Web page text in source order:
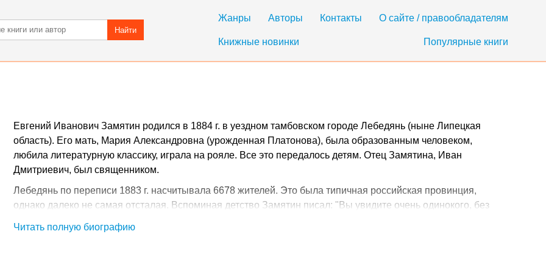
Жанры Авторы Контакты О сайте / правообладателям
Книжные новинки Популярные книги
Найти
Читать полную биографию
Евгений Иванович Замятин родился в 1884 г. в уездном тамбовском городе Лебедянь (ныне Липецкая
область). Его мать, Мария Александровна (урожденная Платонова), была образованным человеком,
любила литературную классику, играла на рояле. Все это передалось детям. Отец Замятина, Иван
Дмитриевич, был священником.
Лебедянь по переписи 1883 г. насчитывала 6678 жителей. Это была типичная российская провинция,
однако далеко не самая отсталая. Вспоминая детство Замятин писал: "Вы увидите очень одинокого, без
Шопена - и уездное - окна с геранями, посреди улицы поосенок привязан к колышку и трепыхаются куры в